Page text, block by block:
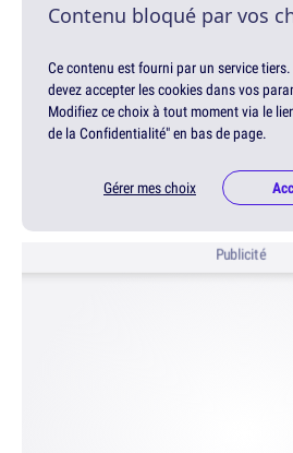
Contenu bloqué par vos
Ce contenu est fourni par un service
devez accepter les cookies dans vos
Modifiez ce choix à tout moment via le
de la Confidentialité" en bas de page.
Gérer mes choix
Publicité